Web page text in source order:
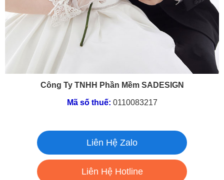
Công Ty TNHH Phần Mềm SADESIGN
Mã số thuế: 0110083217
Liên Hệ Zalo
Liên Hệ Hotline